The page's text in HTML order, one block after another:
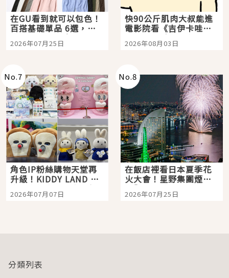
在GU看到就可以包色！
百搭基礎單品 6選，閉
眼全收也不心疼
2026年07月25日
快90公斤肌肉大叔能進
電影院看《吉伊卡哇》
嗎？日本重金屬樂團
「打首」會長與nagano
2026年08月03日
No.7
角色IP粉絲購物天堂再
升級！KIDDY LAND 原
宿店吉伊卡哇迎客，新
開幕 OMOKADO 店3分
2026年07月07日
No.8
在飯店裡看日本夏季花
火大會！星野集團煙火
景觀飯店6選，讓你不用
人擠人悠閒欣賞
2026年07月25日
分類列表